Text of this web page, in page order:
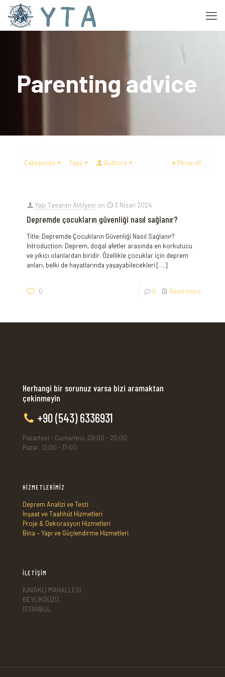
Parenting advice
Categories Tags Authors Show all
Yapı Tasarım Atölyesi on 3 Nisan 2024
Depremde çocukların güvenliği nasıl sağlanır?
Title: Depremde Çocukların Güvenliği Nasıl Sağlanır?
Introduction: Deprem, doğal afetler arasında en korkutucu
ve yıkıcı olanlardan biridir. Özellikle çocuklar için deprem
anları, belki de hayatlarında yaşayabilecekleri […]
0 0 Read more
Herhangi bir sorunuz varsa bizi aramaktan
çekinmeyin
+90 (543) 6336931
Pazartesi - Cumartesi, 09:00 - 20:00
Pazar, 12:00 - 17:00
HİZMETLERİMİZ
Deprem Analizi ve Testi
İnşaat ve Taahhüt Hizmetleri
Proje & Dekorasyon Hizmetleri
Bina – Yapı ve Güçlendirme Hizmetleri
İLETİŞİM
KAVAKLI MAHALLESİ
BEYLİKDÜZÜ,
İSTANBUL